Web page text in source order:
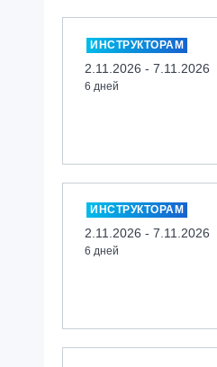
ИНСТРУКТОРАМ
2.11.2026 - 7.11.2026
6 дней
ИНСТРУКТОРАМ
2.11.2026 - 7.11.2026
6 дней